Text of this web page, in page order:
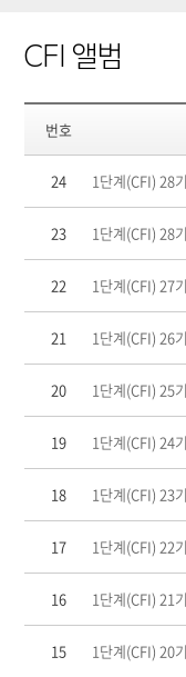
CFI 앨범
번호
24 1단계(CFI) 28
23 1단계(CFI) 28
22 1단계(CFI) 27
21 1단계(CFI) 26
20 1단계(CFI) 25
19 1단계(CFI) 24
18 1단계(CFI) 23
17 1단계(CFI) 22
16 1단계(CFI) 21
15 1단계(CFI) 20